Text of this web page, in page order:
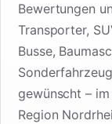
Bewertungen
Transporter,
Busse,
gewünscht –
Region